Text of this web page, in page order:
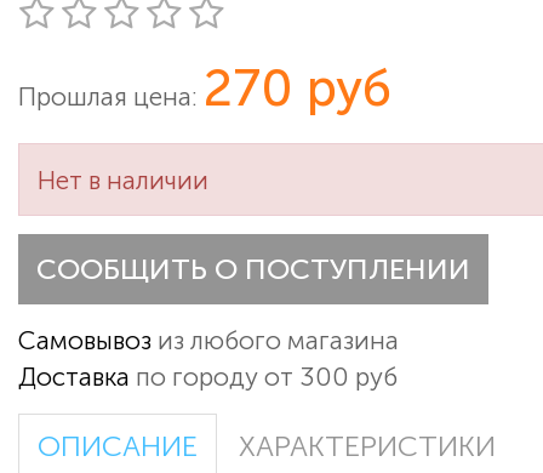
Прошлая цена: 270 руб
Нет в наличии
СООБЩИТЬ О ПОСТУПЛЕНИИ
Самовывоз из любого магазина
Доставка по городу от 300 руб
ОПИСАНИЕ ХАРАКТЕРИСТИКИ